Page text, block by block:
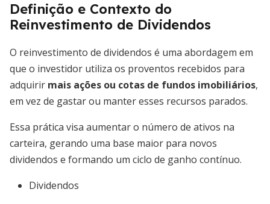
Definição e Contexto do
Reinvestimento de Dividendos
O reinvestimento de dividendos é uma abordagem em
que o investidor utiliza os proventos recebidos para
adquirir mais ações ou cotas de fundos imobiliários,
em vez de gastar ou manter esses recursos parados.
Essa prática visa aumentar o número de ativos na
carteira, gerando uma base maior para novos
dividendos e formando um ciclo de ganho contínuo.
Dividendos